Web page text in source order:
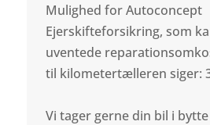
Mulighed for Autoconcept
Ejerskifteforsikring, som
uventede
til kilometertælleren siger:
Vi tager gerne din bil i bytte